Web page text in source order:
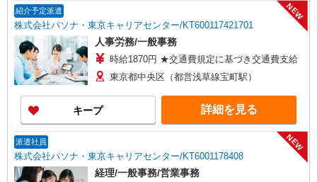
紹介予定派遣
株式会社パソナ・東京キャリアセンター/KT600117421701
NEW
人事労務/一般事務
時給1870円 ★交通費規定に基づき交通費支給
東京都中央区（都営浅草線宝町駅）
キープ 詳細を見る
派遣社員
株式会社パソナ・東京キャリアセンター/KT6001178408
NEW
経理/一般事務/営業事務